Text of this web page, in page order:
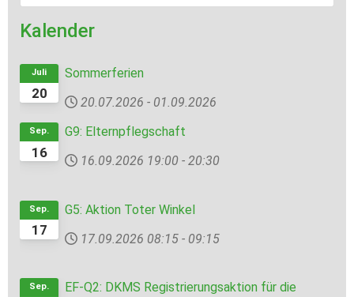
Kalender
20
Juli
Sommerferien
20.07.2026 - 01.09.2026
16
Sep.
G9: Elternpflegschaft
16.09.2026 19:00 - 20:30
17
Sep.
G5: Aktion Toter Winkel
17.09.2026 08:15 - 09:15
Sep.
EF-Q2: DKMS Registrierungsaktion für die